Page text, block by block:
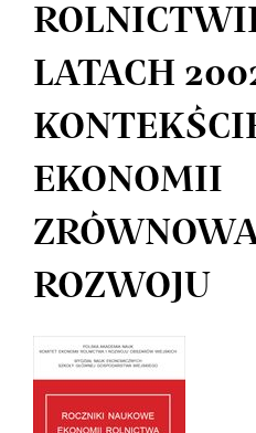
LATACH
EKONOMII
ROZWOJU
Article
Sidebar